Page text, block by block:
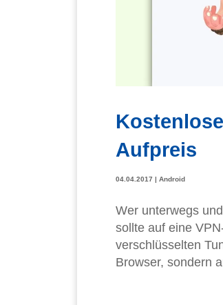
Aufpreis
04.04.2017 | Android
Wer unterwegs
sollte auf eine
verschlüsselten
Browser, sondern